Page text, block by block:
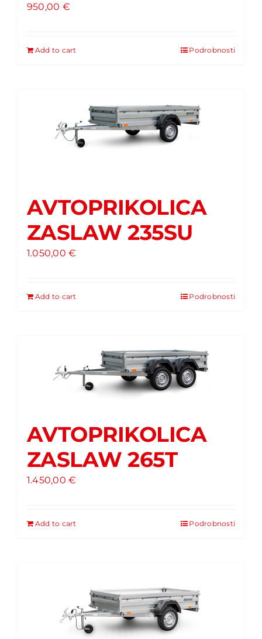
950,00 €
Add to cart Podrobnosti
AVTOPRIKOLICA
ZASLAW 235SU
1.050,00€
Add to cart Podrobnosti
AVTOPRIKOLICA
ZASLAW 265T
1.450,00€
Add to cart Podrobnosti